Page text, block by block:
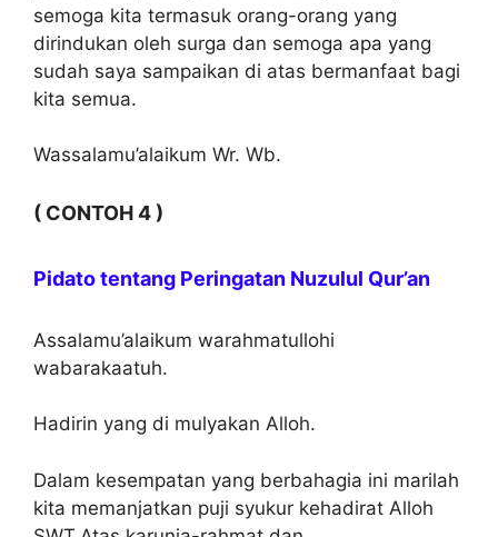
semoga kita termasuk orang-orang yang
dirindukan oleh surga dan semoga apa yang
sudah saya sampaikan di atas bermanfaat bagi
kita semua.
Wassalamu’alaikum Wr. Wb.
( CONTOH 4 )
Pidato tentang Peringatan Nuzulul Qur’an
Assalamu’alaikum warahmatullohi
wabarakaatuh.
Hadirin yang di mulyakan Alloh.
Dalam kesempatan yang berbahagia ini marilah
kita memanjatkan puji syukur kehadirat Alloh